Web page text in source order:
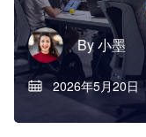
By小墨
2026年5月20日